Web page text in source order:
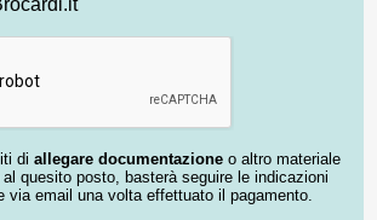
di allegare documentazione o altro materiale
quesito posto, basterà seguire le indicazioni
via email una volta effettuato il pagamento.